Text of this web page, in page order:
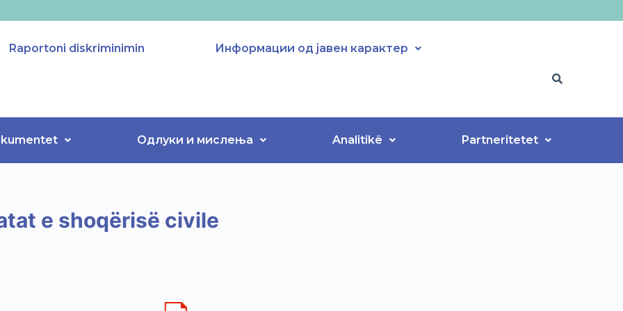
Raportoni diskriminimin Информации од јавен карактер
Одлуки и мислења Analitikë Partneritetet
e shoqërisë civile